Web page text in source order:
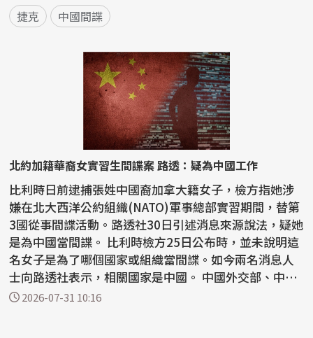
捷克 中國間諜
北約加籍華裔女實習生間諜案 路透：疑為中國工作
比利時日前逮捕張姓中國裔加拿大籍女子，檢方指她涉
嫌在北大西洋公約組織(NATO)軍事總部實習期間，替第
3國從事間諜活動。路透社30日引述消息來源說法，疑她
是為中國當間諜。 比利時檢方25日公布時，並未說明這
名女子是為了哪個國家或組織當間諜。如今兩名消息人
士向路透社表示，相關國家是中國。 中國外交部、中
國...2026-07-31 10:16